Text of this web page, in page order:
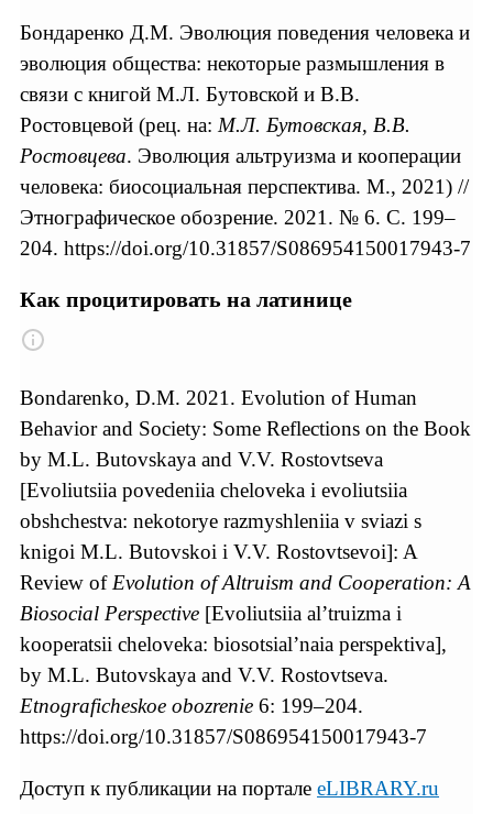
Бондаренко Д.М. Эволюция поведения человека и
эволюция общества: некоторые размышления в
связи с книгой М.Л. Бутовской и В.В.
Ростовцевой (рец. на: М.Л. Бутовская, В.В.
Ростовцева. Эволюция альтруизма и кооперации
человека: биосоциальная перспектива. М., 2021) //
Этнографическое обозрение. 2021. № 6. С. 199–
204. https://doi.org/10.31857/S086954150017943-7
Как процитировать на латинице
Bondarenko, D.M. 2021. Evolution of Human
Behavior and Society: Some Reflections on the Book
by M.L. Butovskaya and V.V. Rostovtseva
[Evoliutsiia povedeniia cheloveka i evoliutsiia
obshchestva: nekotorye razmyshleniia v sviazi s
knigoi M.L. Butovskoi i V.V. Rostovtsevoi]: A
Review of Evolution of Altruism and Cooperation: A
Biosocial Perspective [Evoliutsiia al’truizma i
kooperatsii cheloveka: biosotsial’naia perspektiva],
by M.L. Butovskaya and V.V. Rostovtseva.
Etnograficheskoe obozrenie 6: 199–204.
https://doi.org/10.31857/S086954150017943-7
Доступ к публикации на портале eLIBRARY.ru